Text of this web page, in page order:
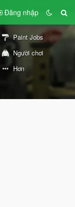
Đăng nhập
Paint Jobs
Người chơi
Hơn